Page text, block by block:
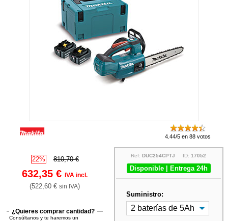
4.44/5 en 88 votos
22% 810,70 €
632,35 €IVA incl.
(522,60 €sin IVA)
¿Quieres comprar cantidad?
Consúltanos y te haremos un
Ref:DUC254CPTJ ID:17052
Disponible | Entrega 24h
Suministro: